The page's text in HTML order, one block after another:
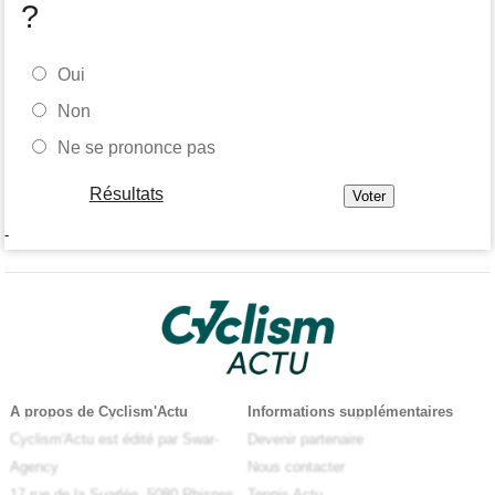
?
Oui
Non
Ne se prononce pas
Résultats
-
A propos de Cyclism'Actu
Cyclism'Actu est édité par Swar-
Agency
Informations supplémentaires
Devenir partenaire
Nous contacter